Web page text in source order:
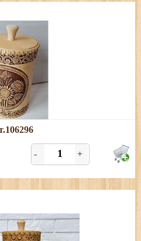
высота (с хватком) - 20 см,
- 1 л.
- +